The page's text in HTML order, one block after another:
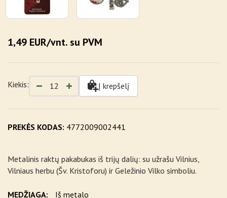
PREKĖS KODAS: 4772009002441
Metalinis raktų pakabukas iš trijų dalių: su užrašu Vilnius,
Vilniaus herbu (Šv. Kristoforu) ir Geležinio Vilko simboliu.
MEDŽIAGA:
Iš metalo
1,49 EUR/vnt. su PVM
Kiekis: Į krepšelį